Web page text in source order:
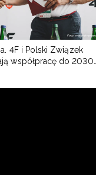
4F i Polski Związek
współpracę do 2030